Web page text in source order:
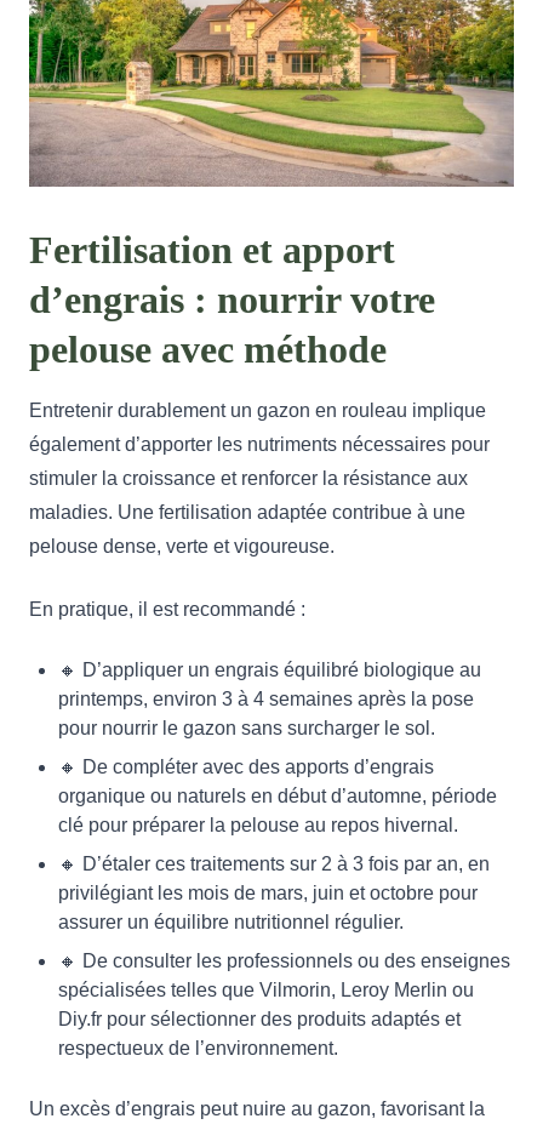
Fertilisation et apport
d’engrais : nourrir votre
pelouse avec méthode
Entretenir durablement un gazon en rouleau implique
également d’apporter les nutriments nécessaires pour
stimuler la croissance et renforcer la résistance aux
maladies. Une fertilisation adaptée contribue à une
pelouse dense, verte et vigoureuse.
En pratique, il est recommandé :
🔸 D’appliquer un engrais équilibré biologique au
printemps, environ 3 à 4 semaines après la pose
pour nourrir le gazon sans surcharger le sol.
🔸 De compléter avec des apports d’engrais
organique ou naturels en début d’automne, période
clé pour préparer la pelouse au repos hivernal.
🔸 D’étaler ces traitements sur 2 à 3 fois par an, en
privilégiant les mois de mars, juin et octobre pour
assurer un équilibre nutritionnel régulier.
🔸 De consulter les professionnels ou des enseignes
spécialisées telles que Vilmorin, Leroy Merlin ou
Diy.fr pour sélectionner des produits adaptés et
respectueux de l’environnement.
Un excès d’engrais peut nuire au gazon, favorisant la